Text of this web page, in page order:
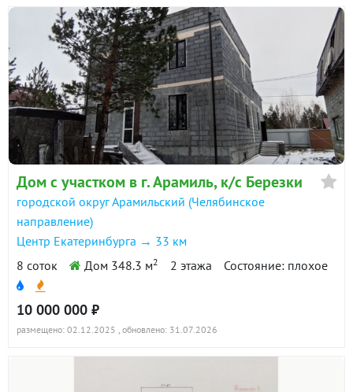
Дом с участком в г. Арамиль, к/с Березки
городской округ Арамильский (Челябинское
направление)
Центр Екатеринбурга → 33 км
8 соток
Дом 348.3 м2 2 этажа Состояние: плохое
10 000 000 ₽
размещено: 02.12.2025 , обновлено: 31.07.2026